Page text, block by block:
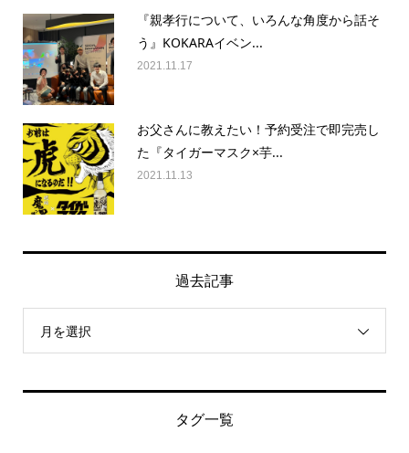
『親孝行について、いろんな角度から話そ
う』KOKARAイベン...
2021.11.17
お父さんに教えたい！予約受注で即完売し
た『タイガーマスク×芋...
2021.11.13
過去記事
月を選択
タグ一覧